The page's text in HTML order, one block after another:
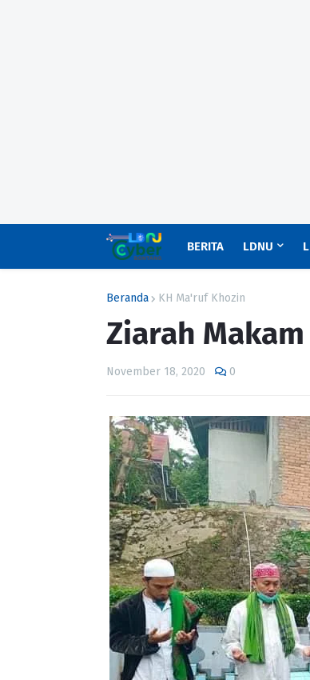
BERITA LDNU
Beranda KH Ma'ruf Khozin
Ziarah
November 18, 2020 0